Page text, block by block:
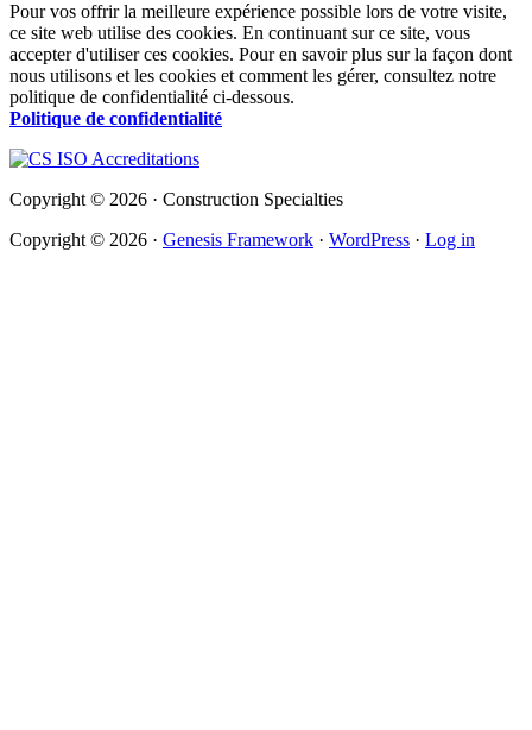
Pour vos offrir la meilleure expérience possible lors de votre visite,
ce site web utilise des cookies. En continuant sur ce site, vous
accepter d'utiliser ces cookies. Pour en savoir plus sur la façon dont
nous utilisons et les cookies et comment les gérer, consultez notre
politique de confidentialité ci-dessous.
Politique de confidentialité
Copyright © 2026 · Construction Specialties
Copyright © 2026 · Genesis Framework · WordPress · Log in